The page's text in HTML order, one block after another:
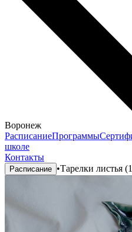
Воронеж
РасписаниеПрограммы
школе
Контакты
Расписание •Тарелки листья